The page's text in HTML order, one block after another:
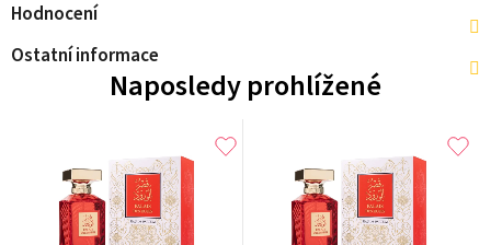
Hodnocení
Ostatní informace
Naposledy prohlížené